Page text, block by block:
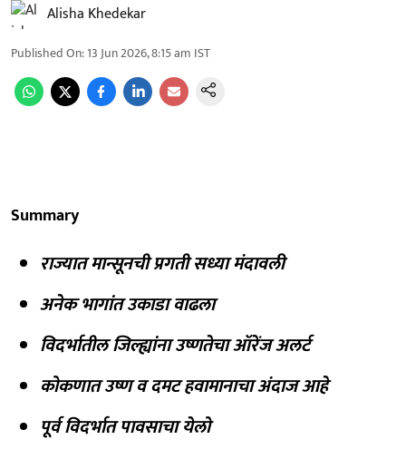
Alisha Khedekar
Published On:13 Jun 2026, 8:15 am IST
Summary
राज्यात मान्सूनची प्रगती सध्या मंदावली
अनेक भागांत उकाडा वाढला
विदर्भातील जिल्ह्यांना उष्णतेचा ऑरेंज अलर्ट
कोकणात उष्ण व दमट हवामानाचा अंदाज आहे
पूर्व विदर्भात पावसाचा येलो